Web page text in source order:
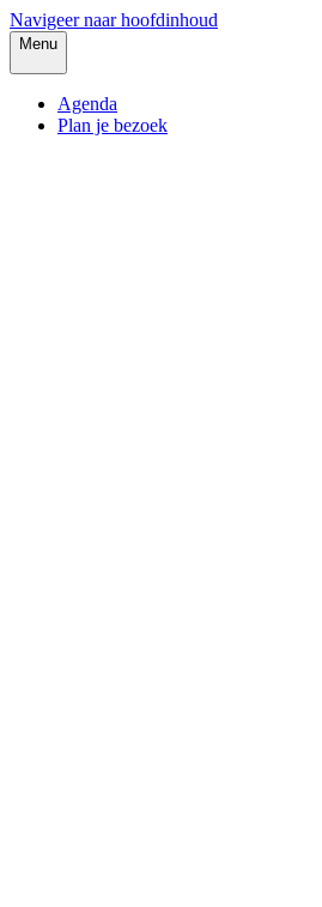
Navigeer naar hoofdinhoud
Menu
Agenda
Plan je bezoek